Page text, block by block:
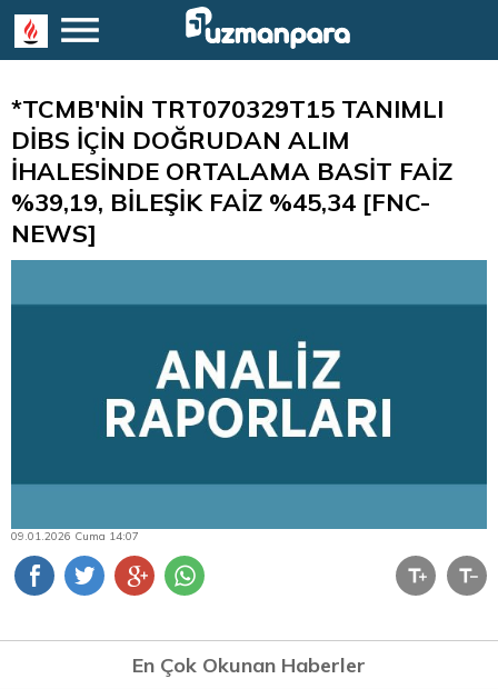
*TCMB'NİN TRT070329T15 TANIMLI
DİBS İÇİN DOĞRUDAN ALIM
İHALESİNDE ORTALAMA BASİT FAİZ
%39,19, BİLEŞİK FAİZ %45,34 [FNC-
NEWS]
09.01.2026 Cuma 14:07
En Çok Okunan Haberler